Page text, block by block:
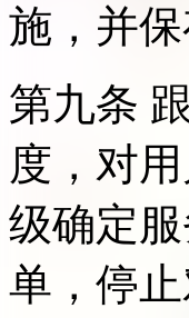
施，并保
第九条
度，对
级确定
单，停